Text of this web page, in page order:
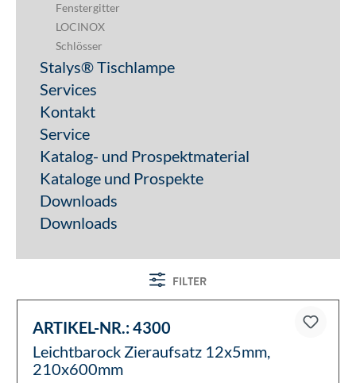
Fenstergitter
LOCINOX
Schlösser
Stalys® Tischlampe
Services
Kontakt
Service
Katalog- und Prospektmaterial
Kataloge und Prospekte
Downloads
Downloads
FILTER
ARTIKEL-NR.:4300
Leichtbarock Zieraufsatz 12x5mm,
210x600mm